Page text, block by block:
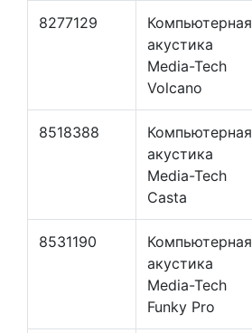
8277129
Компьютерная
акустика
Media-Tech
Volcano
8518388
Компьютерная
акустика
Media-Tech
Casta
8531190
Компьютерная
акустика
Media-Tech
Funky Pro